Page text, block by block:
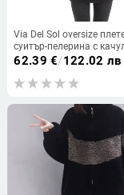
Via Del Sol oversize
суитър-пелерина с
яка, бат ръкави, 100%
62.39 €/122.02 лв